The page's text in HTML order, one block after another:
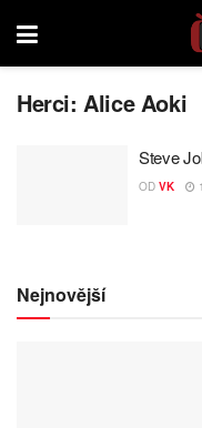
Herci:Alice Aoki
Steve
OD VK
Nejnovější